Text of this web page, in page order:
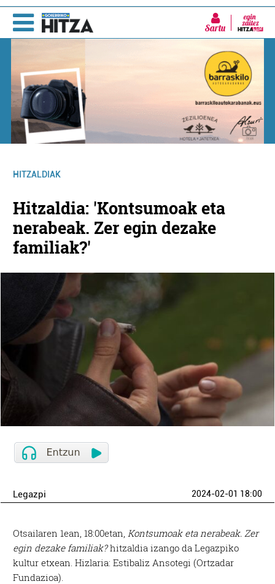
Sartu
HITZALDIAK
Hitzaldia: 'Kontsumoak eta
nerabeak. Zer egin dezake
familiak?'
Legazpi 2024-02-01 18:00
Otsailaren 1ean, 18:00etan, Kontsumoak eta nerabeak. Zer
egin dezake familiak?hitzaldia izango da Legazpiko
kultur etxean. Hizlaria: Estibaliz Ansotegi (Ortzadar
Fundazioa).